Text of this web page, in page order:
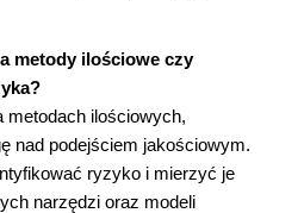
metody ilościowe czy
metodach ilościowych,
nad podejściem jakościowym.
ryzyko i mierzyć je
narzędzi oraz modeli